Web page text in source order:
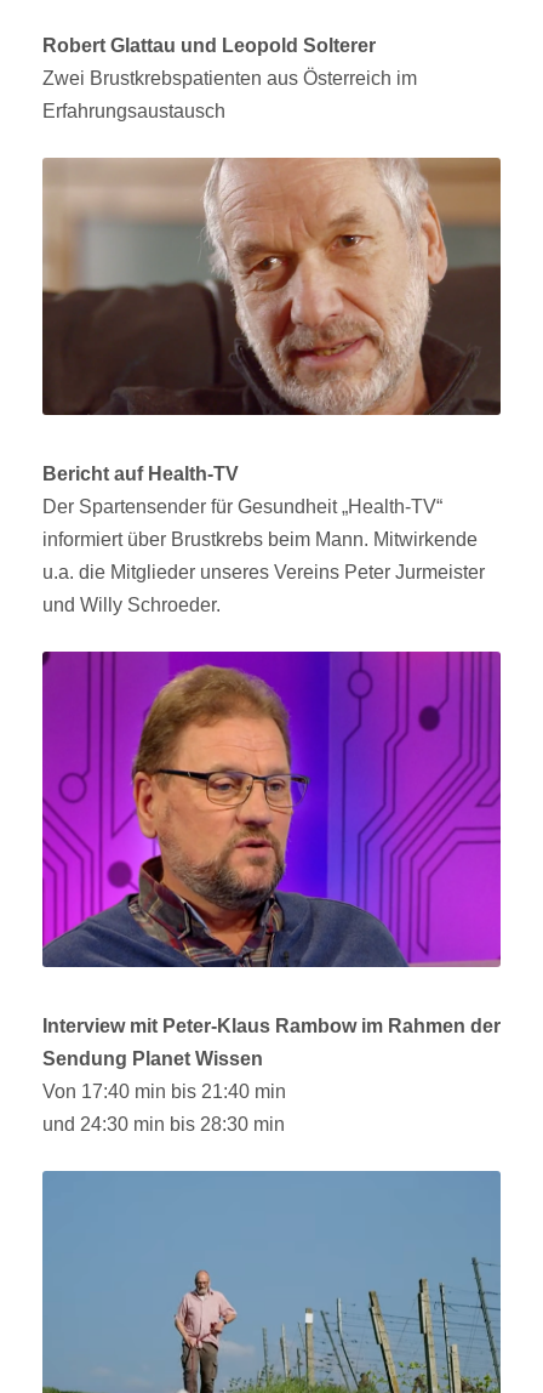
Robert Glattau und Leopold Solterer
Zwei Brustkrebspatienten aus Österreich im
Erfahrungsaustausch
Bericht auf Health-TV
Der Spartensender für Gesundheit „Health-TV“
informiert über Brustkrebs beim Mann. Mitwirkende
u.a. die Mitglieder unseres Vereins Peter Jurmeister
und Willy Schroeder.
Interview mit Peter-Klaus Rambow im Rahmen der
Sendung Planet Wissen
Von 17:40 min bis 21:40 min
und 24:30 min bis 28:30 min